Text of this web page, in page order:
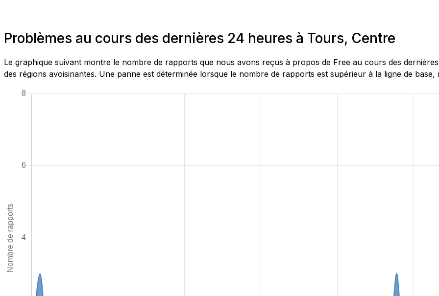
Problèmes au cours des dernières 24 heures à Tours, Centre
Le graphique suivant montre le nombre de rapports que nous avons reçus à propos de Free au cours des
des régions avoisinantes. Une panne est déterminée lorsque le nombre de rapports est supérieur à la ligne de